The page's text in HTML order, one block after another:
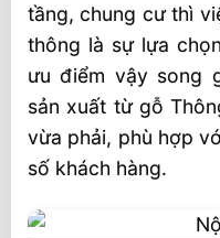
tầng, chung cư thì
thông là sự lựa
ưu điểm vậy song
sản xuất từ gỗ
vừa phải, phù hợp
số khách hàng.